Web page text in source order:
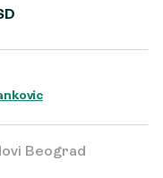
Beograd